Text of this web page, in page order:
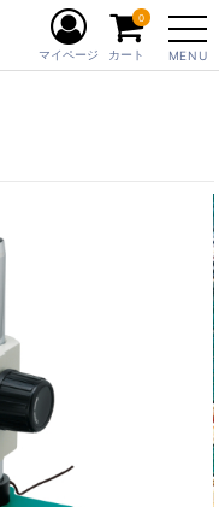
MENU
マイページ カート
0